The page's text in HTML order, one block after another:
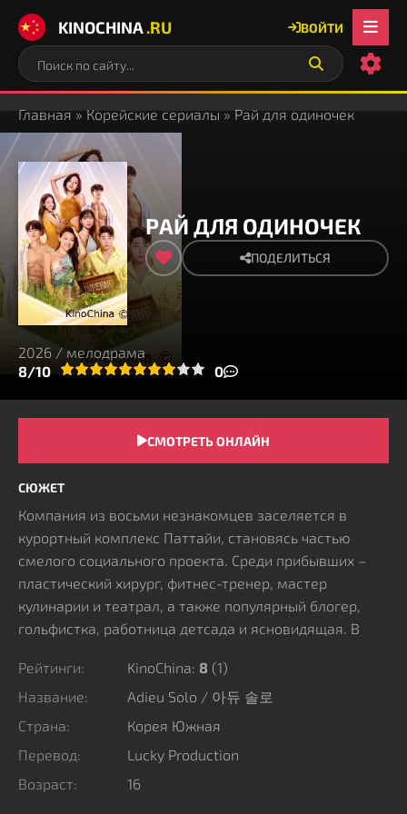
KINOCHINA.RU ВОЙТИ
Главная»Корейские сериалы» Рай для одиночек
РАЙ ДЛЯ ОДИНОЧЕК
ПОДЕЛИТЬСЯ
2026 / мелодрама
8/10
4 5 6 7 8 9 10 0
СМОТРЕТЬ ОНЛАЙН
СЮЖЕТ
Компания из восьми незнакомцев заселяется в
курортный комплекс Паттайи, становясь частью
смелого социального проекта. Среди прибывших –
пластический хирург, фитнес-тренер, мастер
кулинарии и театрал, а также популярный блогер,
гольфистка, работница детсада и ясновидящая. В
отношения, сопоставляя личные ценности с
прагматичными целями конкурентов. Пока одни ищут
подлинную любовь, остальные ведут тонкую игру,
окружающих и испытать на прочность чужую
привязанность.
Рейтинги: KinoChina: 8 (1)
Название:
Adieu Solo / 아듀 솔로
Страна:
Корея Южная
Перевод:
Lucky Production
Возраст:
16